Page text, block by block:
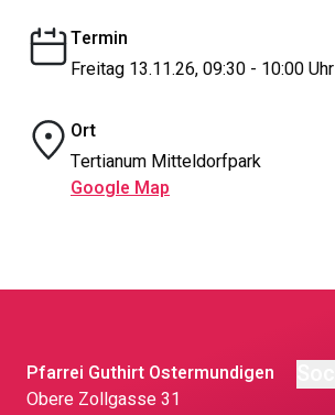
Termin
Freitag 13.11.26, 09:30 - 10:00 Uhr
Ort
Tertianum Mitteldorfpark
Google Map
Pfarrei Guthirt Ostermundigen
Obere Zollgasse 31